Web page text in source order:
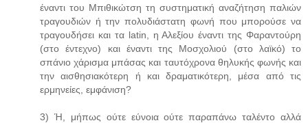
έναντι του Μπιθικώτση τη συστηματική αναζήτηση παλιών
τραγουδιών ή την πολυδιάστατη φωνή που μπορούσε να
τραγουδήσει και τα latin, η Αλεξίου έναντι της Φαραντούρη
(στο έντεχνο) και έναντι της Μοσχολιού (στο λαϊκό) το
σπάνιο χάρισμα μπάσας και ταυτόχρονα θηλυκής φωνής και
την αισθησιακότερη ή και δραματικότερη, μέσα από τις
ερμηνείες, εμφάνιση?
3) Ή, μήπως ούτε εύνοια ούτε παραπάνω ταλέντο αλλά